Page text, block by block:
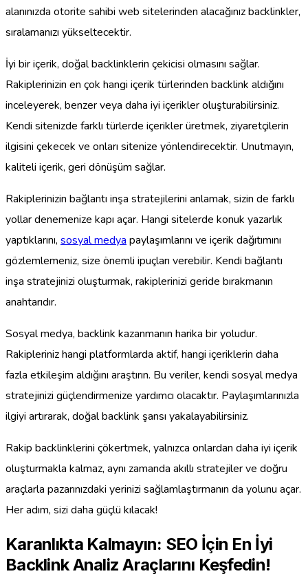
alanınızda otorite sahibi web sitelerinden alacağınız backlinkler,
sıralamanızı yükseltecektir.
İyi bir içerik, doğal backlinklerin çekicisi olmasını sağlar.
Rakiplerinizin en çok hangi içerik türlerinden backlink aldığını
inceleyerek, benzer veya daha iyi içerikler oluşturabilirsiniz.
Kendi sitenizde farklı türlerde içerikler üretmek, ziyaretçilerin
ilgisini çekecek ve onları sitenize yönlendirecektir. Unutmayın,
kaliteli içerik, geri dönüşüm sağlar.
Rakiplerinizin bağlantı inşa stratejilerini anlamak, sizin de farklı
yollar denemenize kapı açar. Hangi sitelerde konuk yazarlık
yaptıklarını, sosyal medya paylaşımlarını ve içerik dağıtımını
gözlemlemeniz, size önemli ipuçları verebilir. Kendi bağlantı
inşa stratejinizi oluşturmak, rakiplerinizi geride bırakmanın
anahtarıdır.
Sosyal medya, backlink kazanmanın harika bir yoludur.
Rakipleriniz hangi platformlarda aktif, hangi içeriklerin daha
fazla etkileşim aldığını araştırın. Bu veriler, kendi sosyal medya
stratejinizi güçlendirmenize yardımcı olacaktır. Paylaşımlarınızla
ilgiyi artırarak, doğal backlink şansı yakalayabilirsiniz.
Rakip backlinklerini çökertmek, yalnızca onlardan daha iyi içerik
oluşturmakla kalmaz, aynı zamanda akıllı stratejiler ve doğru
araçlarla pazarınızdaki yerinizi sağlamlaştırmanın da yolunu açar.
Her adım, sizi daha güçlü kılacak!
Karanlıkta Kalmayın: SEO İçin En İyi
Backlink Analiz Araçlarını Keşfedin!